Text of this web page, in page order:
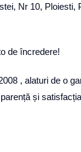
Nr 10,
de încredere!
, alaturi de o
și